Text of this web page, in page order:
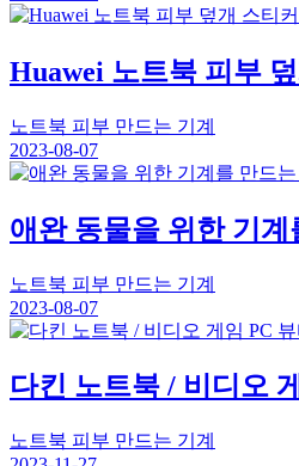
Huawei 노트북 피부
노트북 피부 만드는 기계
2023-08-07
애완 동물을 위한 기
노트북 피부 만드는 기계
2023-08-07
다킨 노트북 / 비디오
노트북 피부 만드는 기계